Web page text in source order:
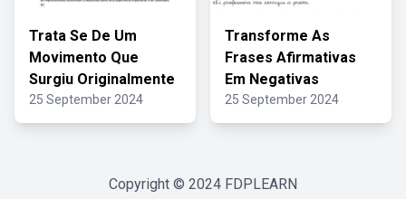
Trata Se De Um
Movimento Que
Surgiu Originalmente
25 September 2024
Transforme As
Frases Afirmativas
Em Negativas
25 September 2024
Copyright © 2024 FDPLEARN